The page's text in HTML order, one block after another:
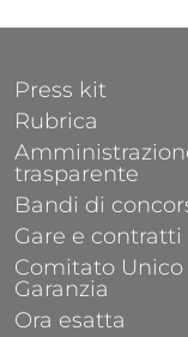
FOOTER 1
Press kit
Rubrica
trasparente
Bandi di
Gare e contratti
Comitato Unico
Garanzia
Ora esatta